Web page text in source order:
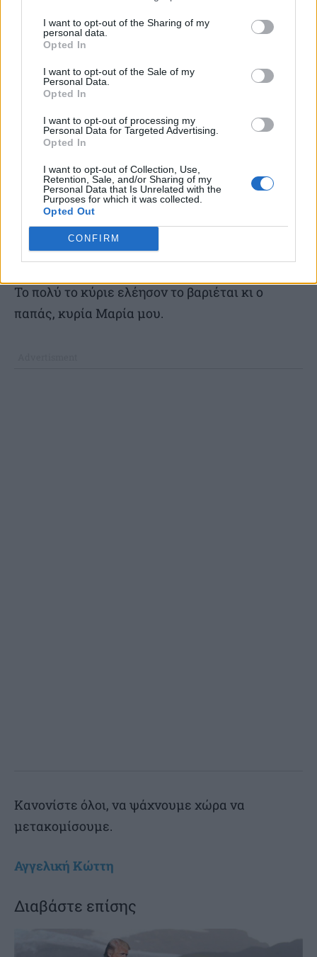
I want to opt-out of the Sharing of my
personal data.
Opted In
I want to opt-out of the Sale of my
Personal Data.
Opted In
I want to opt-out of processing my
Personal Data for Targeted Advertising.
Opted In
I want to opt-out of Collection, Use,
Retention, Sale, and/or Sharing of my
Personal Data that Is Unrelated with the
Purposes for which it was collected.
Opted Out
CONFIRM
παίρνει πίσω. Αλέξη παιδί μου, αυτή είναι
kolotoumba, να μαθαίνεις.
Ασε κάτω την Ενωμένη Αριστερά, ήταν ο τίτλος
αριστερά στις πρώτες μετά τη χούντα εκλογές.
Εκτός του ότι είναι ιστορικός τίτλος επομένως,
δεν πήγε και καλά, αν αυτό σού λέει κάτι.
Τα όνειρα κοστίζουν ακριβά, τα πιο πολλά πάνε
χαμένα, έλεγε ένα παλιό λαϊκό τραγουδάκι,
Ζωίτσα μου.
Το πολύ το κύριε ελέησον το βαριέται κι ο
παπάς, κυρία Μαρία μου.
Κανονίστε όλοι, να ψάχνουμε χώρα να
μετακομίσουμε.
Αγγελική Κώττη
Διαβάστε επίσης